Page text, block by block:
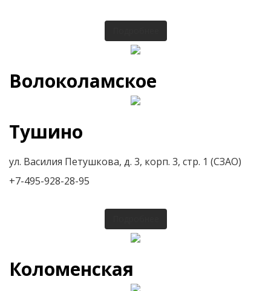
Волоколамское
Тушино
ул. Василия Петушкова, д. 3, корп. 3, стр. 1 (СЗАО)
+7-495-928-28-95
Коломенская